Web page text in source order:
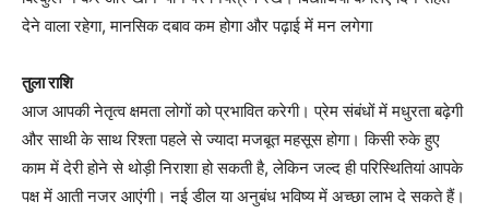
देने वाला रहेगा, मानसिक दबाव कम होगा और पढ़ाई में मन लगेगा
तुला राशि
आज आपकी नेतृत्व क्षमता लोगों को प्रभावित करेगी। प्रेम संबंधों में मधुरता बढ़ेगी
और साथी के साथ रिश्ता पहले से ज्यादा मजबूत महसूस होगा। किसी रुके हुए
काम में देरी होने से थोड़ी निराशा हो सकती है, लेकिन जल्द ही परिस्थितियां आपके
पक्ष में आती नजर आएंगी। नई डील या अनुबंध भविष्य में अच्छा लाभ दे सकते हैं।